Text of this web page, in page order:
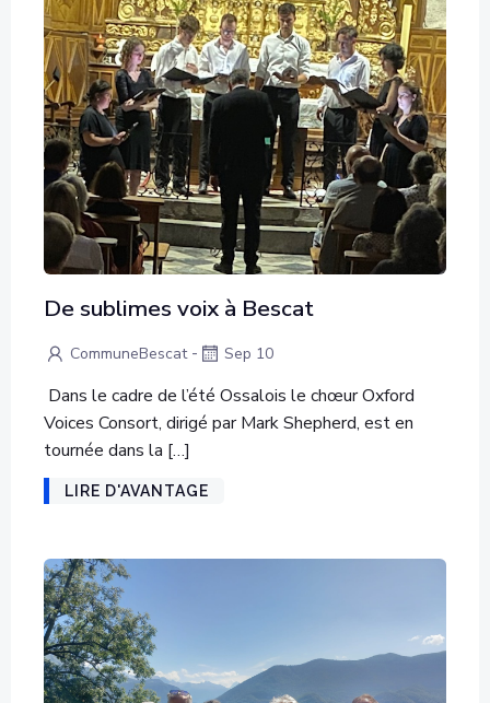
De sublimes voix à Bescat
CommuneBescat - Sep 10
Dans le cadre de l’été Ossalois le chœur Oxford
Voices Consort, dirigé par Mark Shepherd, est en
tournée dans la […]
LIRE D'AVANTAGE